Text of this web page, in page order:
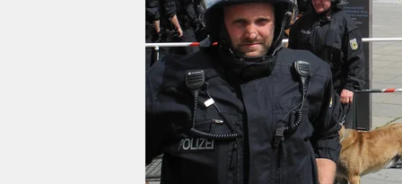
shop
fragen & hilfe
unterstützen
genossenschaft